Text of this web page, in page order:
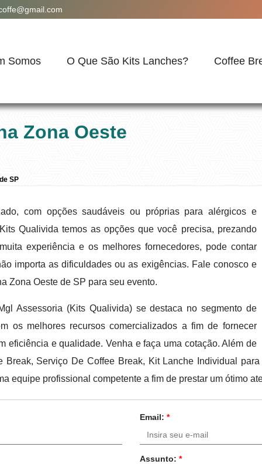
Somos O Que São Kits Lanches? Coffee
Zona Oeste
SP
com opções saudáveis ou próprias para alérgicos e
Qualivida temos as opções que você precisa, prezando
experiência e os melhores fornecedores, pode contar
importa as dificuldades ou as exigências. Fale conosco e
Zona Oeste de SP para seu evento.
Assessoria (Kits Qualivida) se destaca no segmento de
os melhores recursos comercializados a fim de fornecer
eficiência e qualidade. Venha e faça uma cotação. Além de
Break, Serviço De Coffee Break, Kit Lanche Individual
equipe profissional competente a fim de prestar um ótimo
Email: *
Assunto: *